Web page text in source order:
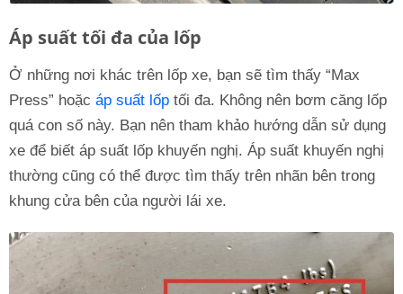
Áp suất tối đa của lốp
Ở những nơi khác trên lốp xe, bạn sẽ tìm thấy “Max
Press” hoặc áp suất lốp tối đa. Không nên bơm căng lốp
quá con số này. Bạn nên tham khảo hướng dẫn sử dụng
xe để biết áp suất lốp khuyến nghị. Áp suất khuyến nghị
thường cũng có thể được tìm thấy trên nhãn bên trong
khung cửa bên của người lái xe.